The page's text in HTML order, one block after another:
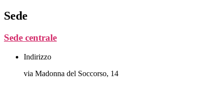
Sede
Sede centrale
Indirizzo
via Madonna del Soccorso, 14